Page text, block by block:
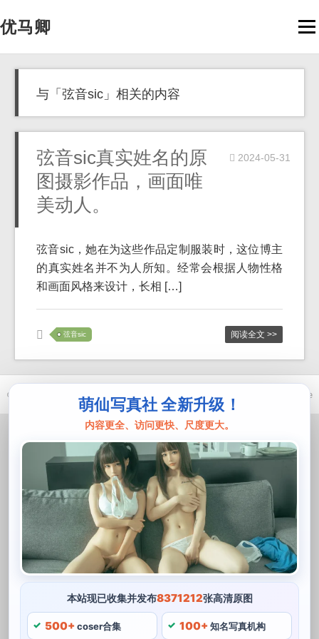
优马卿
与「弦音sic」相关的内容
弦音sic真实姓名的原
图摄影作品，画面唯
美动人。
2024-05-31
弦音sic，她在为这些作品定制服装时，这位博主
的真实姓名并不为人所知。经常会根据人物性格
和画面风格来设计，长相 […]
弦音sic 阅读全文 >>
萌仙写真社 全新升级！
内容更全、访问更快、尺度更大。
本站现已收集并发布8371212张高清原图
500+coser合集 100+知名写真机构
© 2021-2026 优马卿 | ICP备案 XXX 号 | Themeckvearm by ttcrivpe